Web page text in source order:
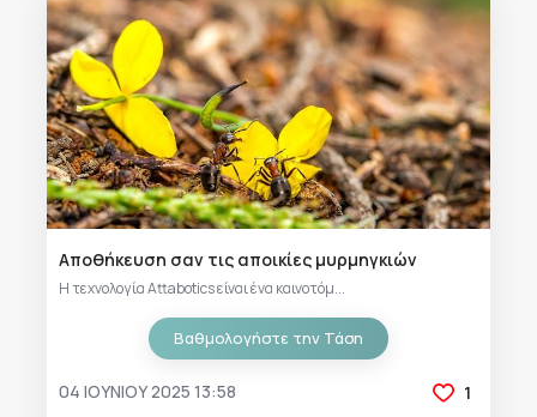
Αποθήκευση σαν τις αποικίες μυρμηγκιών
Η τεχνολογία Attabotics είναι ένα καινοτόμ...
Βαθμολογήστε την Τάση
04 ΙΟΥΝΊΟΥ 2025 13:58 1